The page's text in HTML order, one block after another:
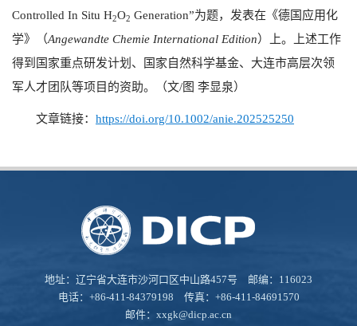
Controlled In Situ H2O2 Generation”为题，发表在《德国应用化
学》（Angewandte Chemie International Edition）上。上述工作
得到国家重点研发计划、国家自然科学基金、大连市高层次领
军人才团队等项目的资助。（文/图 李显泉）
文章链接： https://doi.org/10.1002/anie.202525250
地址：辽宁省大连市沙河口区中山路457号 邮编：116023
电话：+86-411-84379198 传真：+86-411-84691570
邮件： xxgk@dicp.ac.cn